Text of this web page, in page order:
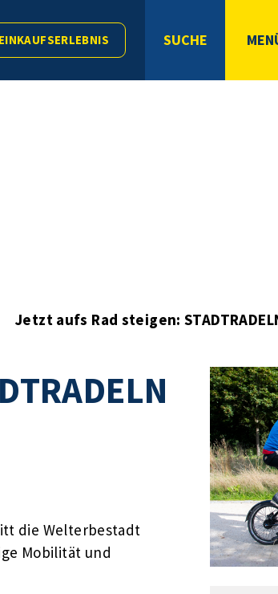
EINKAUFSERLEBNIS SUCHE
Jetzt aufs Rad steigen:
die Welterbestadt
Mobilität und